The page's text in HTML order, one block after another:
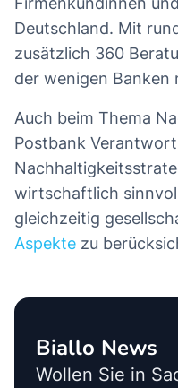
Deutschland. Mit
zusätzlich 360
der wenigen Banken
Auch beim Thema
Postbank
wirtschaftlich
gleichzeitig
Aspekte zu
Biallo News
Wollen Sie in